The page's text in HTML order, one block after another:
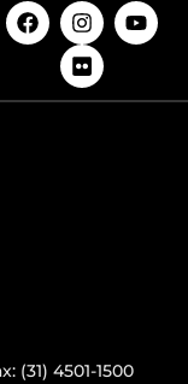
(31) 4501-1500